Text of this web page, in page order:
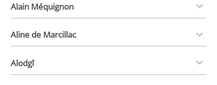
Alain Méquignon
Aline de Marcillac
Alodgî